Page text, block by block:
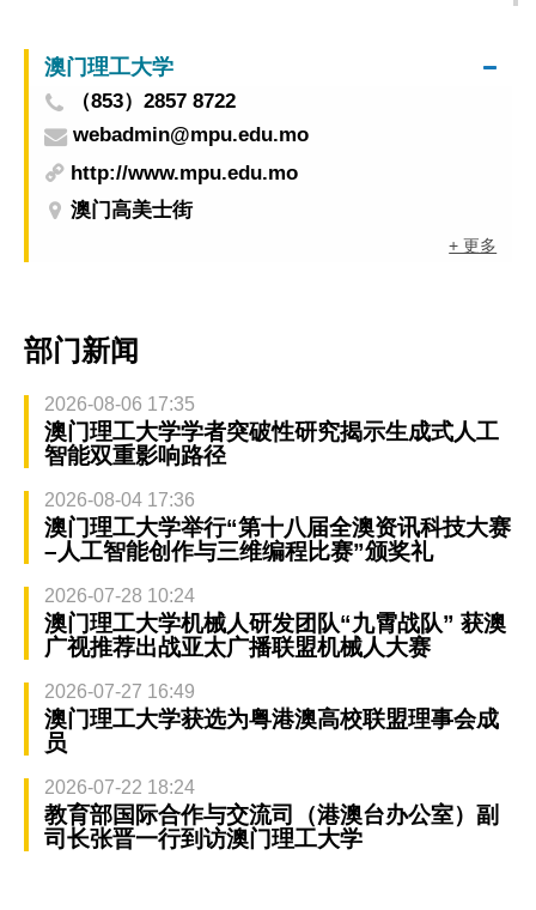
澳门理工大学
（853）2857 8722
webadmin@mpu.edu.mo
http://www.mpu.edu.mo
澳门高美士街
+ 更多
部门新闻
2026-08-06 17:35
澳门理工大学学者突破性研究揭示生成式人工
智能双重影响路径
2026-08-04 17:36
澳门理工大学举行“第十八届全澳资讯科技大赛
–人工智能创作与三维编程比赛”颁奖礼
2026-07-28 10:24
澳门理工大学机械人研发团队“九霄战队” 获澳
广视推荐出战亚太广播联盟机械人大赛
2026-07-27 16:49
澳门理工大学获选为粤港澳高校联盟理事会成
员
2026-07-22 18:24
教育部国际合作与交流司（港澳台办公室）副
司长张晋一行到访澳门理工大学